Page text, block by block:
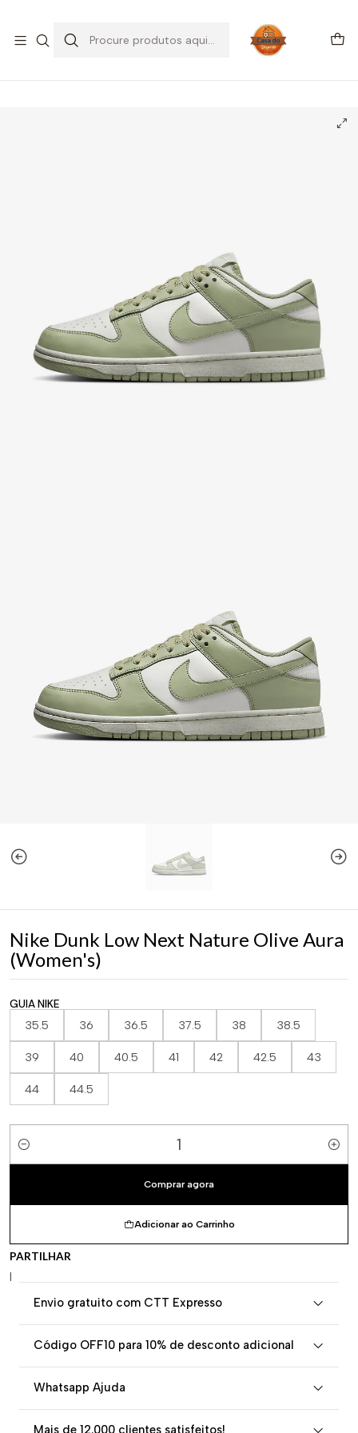
Início CALÇADO Nike
Dunk Low
Nike Dunk Low Next Nature Olive Aura (Women's)
Nike Dunk Low Next Nature Olive Aura
(Women's)
GUIA NIKE
35.5 36 36.5 37.5 38 38.5
39 40 40.5 41 42 42.5 43
44 44.5
Quantidade
Adicionar ao Carrinho
Comprar agora
PARTILHAR
|
Envio gratuito com CTT Expresso
Código OFF10 para 10% de desconto adicional
Whatsapp Ajuda
Mais de 12.000 clientes satisfeitos!